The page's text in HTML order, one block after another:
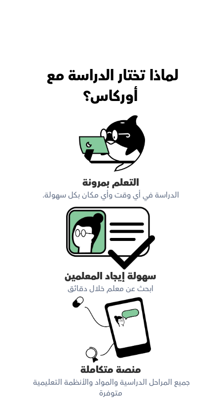
أوركاس؟
التعلم بمرونة
الدراسة في أي وقت وأي مكان بكل سهولة.
سهولة إيجاد المعلمين
ابحث عن معلم خلال دقائق
منصة متكاملة
متوفرة